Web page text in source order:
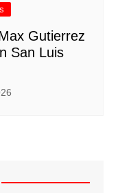
Gutierrez
San Luis